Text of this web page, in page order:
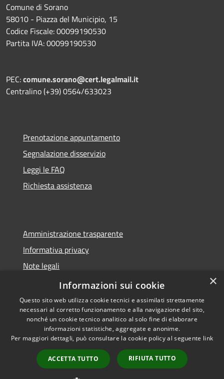
Comune di Sorano
58010 - Piazza del Municipio, 15
Codice Fiscale: 00099190530
Partita IVA: 00099190530
PEC:comune.sorano@cert.legalmail.it
Centralino (+39) 0564/633023
Prenotazione appuntamento
Segnalazione disservizio
Leggi le FAQ
Richiesta assistenza
Amministrazione trasparente
Informativa privacy
Note legali
Dichiarazione di accessibilità
Accessibilità
Copyright © 2026 • Comune di
Sorano • Powered by
Municipium•
Accesso
redazione
×
Informazioni sui cookie
Questo sito web utilizza cookie tecnici e assimilati strettamente
necessari al corretto funzionamento e alla navigazione del sito,
nonché un cookie tecnico analitico al solo fine di elaborare
informazioni statistiche, aggregate e anonime.
Per maggiori dettagli, può consultare la cookie policy al seguente link
ACCETTA TUTTO RIFIUTA TUTTO